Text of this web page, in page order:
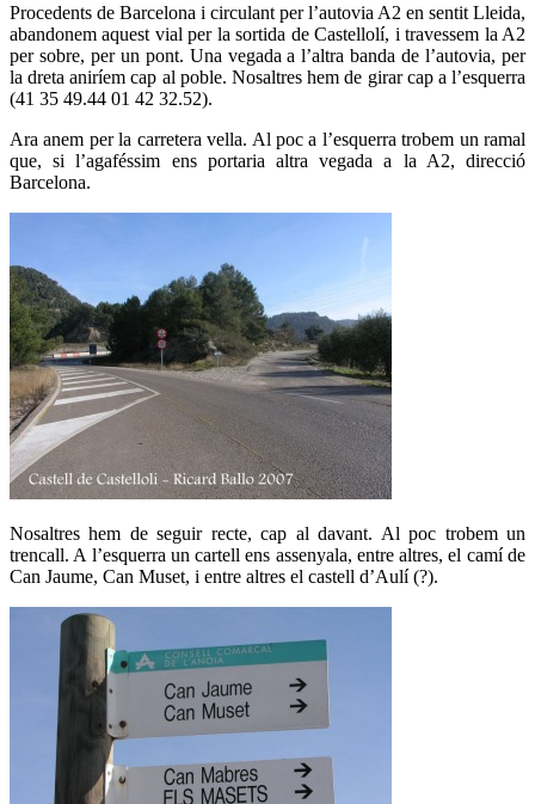
Procedents de Barcelona i circulant per l’autovia A2 en sentit Lleida,
abandonem aquest vial per la sortida de Castellolí, i travessem la A2
per sobre, per un pont. Una vegada a l’altra banda de l’autovia, per
la dreta aniríem cap al poble. Nosaltres hem de girar cap a l’esquerra
(41 35 49.44 01 42 32.52).
Ara anem per la carretera vella. Al poc a l’esquerra trobem un ramal
que, si l’agaféssim ens portaria altra vegada a la A2, direcció
Barcelona.
Nosaltres hem de seguir recte, cap al davant. Al poc trobem un
trencall. A l’esquerra un cartell ens assenyala, entre altres, el camí de
Can Jaume, Can Muset, i entre altres el castell d’Aulí (?).